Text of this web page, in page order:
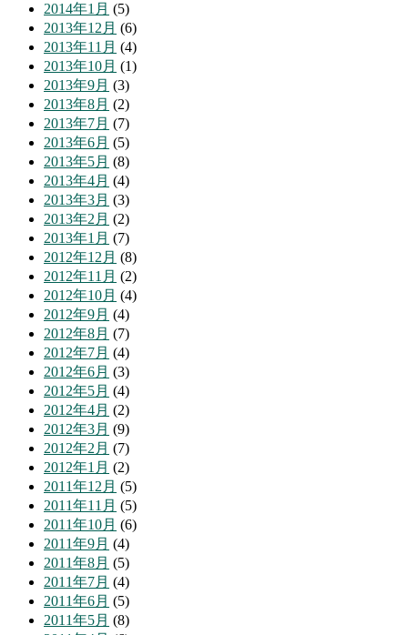
2014年1月 (5)
2013年12月 (6)
2013年11月 (4)
2013年10月 (1)
2013年9月 (3)
2013年8月 (2)
2013年7月 (7)
2013年6月 (5)
2013年5月 (8)
2013年4月 (4)
2013年3月 (3)
2013年2月 (2)
2013年1月 (7)
2012年12月 (8)
2012年11月 (2)
2012年10月 (4)
2012年9月 (4)
2012年8月 (7)
2012年7月 (4)
2012年6月 (3)
2012年5月 (4)
2012年4月 (2)
2012年3月 (9)
2012年2月 (7)
2012年1月 (2)
2011年12月 (5)
2011年11月 (5)
2011年10月 (6)
2011年9月 (4)
2011年8月 (5)
2011年7月 (4)
2011年6月 (5)
2011年5月 (8)